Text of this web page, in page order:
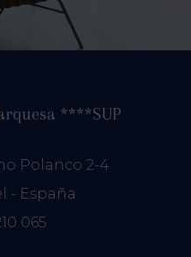
****SUP
Polanco 2-4
- España
065